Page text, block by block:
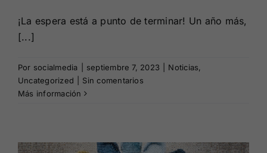
¡La espera está a punto de terminar! Un año más,
[...]
Por socialmedia septiembre 7, 2023 Noticias,
Uncategorized
Sin comentarios
Más información